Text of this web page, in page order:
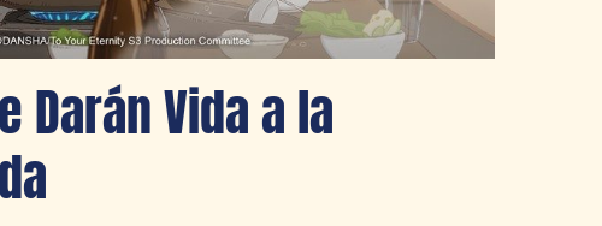
Darán Vida a la